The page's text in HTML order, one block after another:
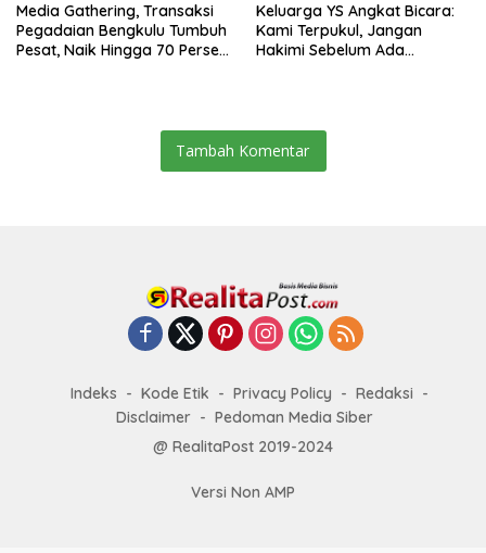
Media Gathering, Transaksi
Pegadaian Bengkulu Tumbuh
Pesat, Naik Hingga 70 Persen
Keluarga YS Angkat Bicara:
Kami Terpukul, Jangan
Hakimi Sebelum Ada
Tambah Komentar
Indeks Kode Etik Privacy Policy
Redaksi
Disclaimer
Pedoman Media Siber
@ RealitaPost 2019-2024
Versi Non AMP